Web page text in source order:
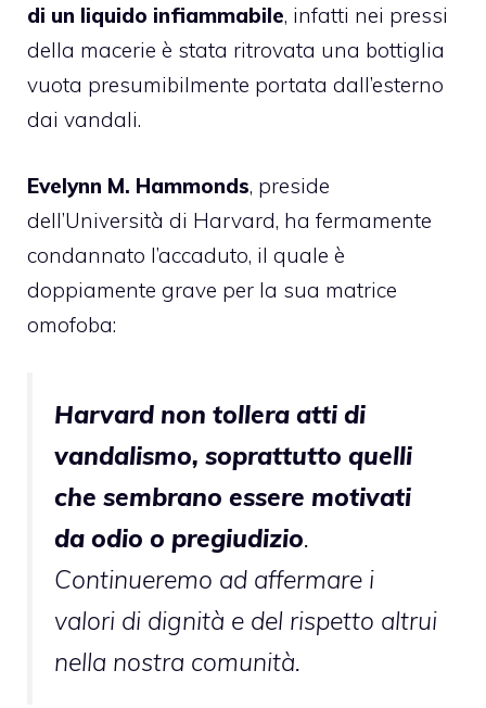
di un liquido infiammabile, infatti nei pressi
della macerie è stata ritrovata una bottiglia
vuota presumibilmente portata dall’esterno
dai vandali.
Evelynn M. Hammonds, preside
dell’Università di Harvard, ha fermamente
condannato l’accaduto, il quale è
doppiamente grave per la sua matrice
omofoba:
Harvard non tollera atti di
vandalismo, soprattutto quelli
che sembrano essere motivati
da odio o pregiudizio.
Continueremo ad affermare i
valori di dignità e del rispetto altrui
nella nostra comunità.